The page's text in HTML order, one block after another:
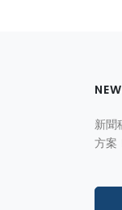
新聞
方案